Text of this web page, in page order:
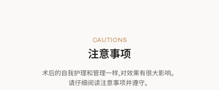
注意事项
CAUTIONS
术后的自我护理和管理一样,对效果有很大影响。
请仔细阅读注意事项并遵守。